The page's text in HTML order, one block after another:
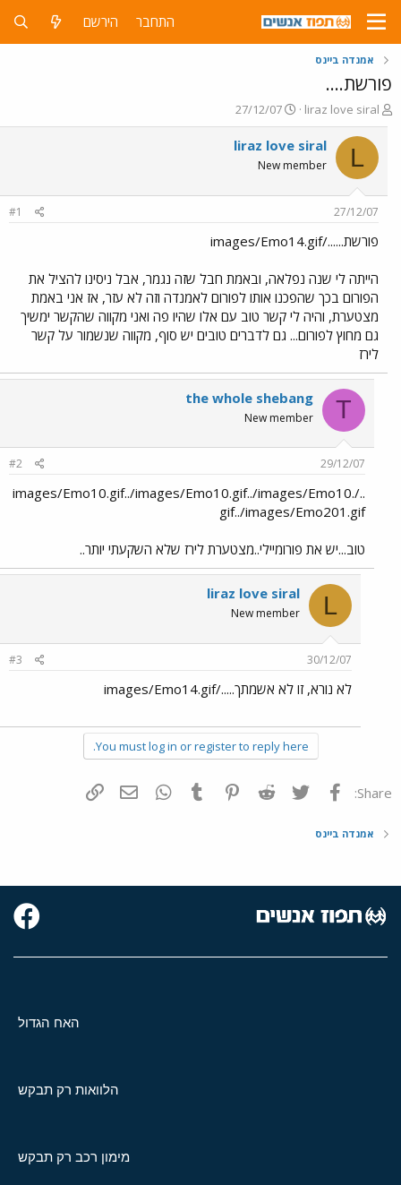
התחבר הירשם
אמנדה ביינס
פורשת....
פ
ו
ת
ח
ה
ש
א
liraz love siral
פ
ו
ר
ם
ר
27/12/07
L
liraz love siral
New member
27/12/07
#1
פורשת....../images/Emo14.gif
הייתה לי שנה נפלאה, ובאמת חבל שזה נגמר, אבל ניסינו להציל את
הפורום בכך שהפכנו אותו לפורום לאמנדה וזה לא עזר, אז אני באמת
מצטערת, והיה לי קשר טוב עם אלו שהיו פה ואני מקווה שהקשר ימשיך
גם מחוץ לפורום... גם לדברים טובים יש סוף, מקווה שנשמור על קשר
לירז
T
the whole shebang
New member
29/12/07
#2
../images/Emo10.gif../images/Emo10.gif../images/Emo10.
gif../images/Emo201.gif
טוב...יש את פורומיילי..מצטערת לירז שלא השקעתי יותר..
L
liraz love siral
New member
30/12/07
#3
לא נורא, זו לא אשמתך...../images/Emo14.gif
You must log in or register to reply here.
Share: פייסבוק Twitter
Reddit
Pinterest
Tumblr
WhatsAppדואר אלקטרוני
אמנדה ביינס
האח הגדול
הלוואות רק תבקש
מימון רכב רק תבקש